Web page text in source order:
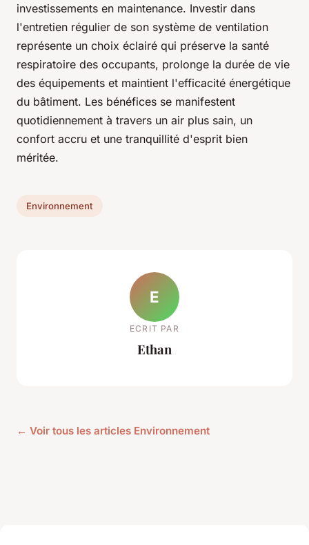
investissements en maintenance. Investir dans
l'entretien régulier de son système de ventilation
représente un choix éclairé qui préserve la santé
respiratoire des occupants, prolonge la durée de vie
des équipements et maintient l'efficacité énergétique
du bâtiment. Les bénéfices se manifestent
quotidiennement à travers un air plus sain, un
confort accru et une tranquillité d'esprit bien
méritée.
Environnement
E
ECRIT PAR
Ethan
← Voir tous les articles Environnement